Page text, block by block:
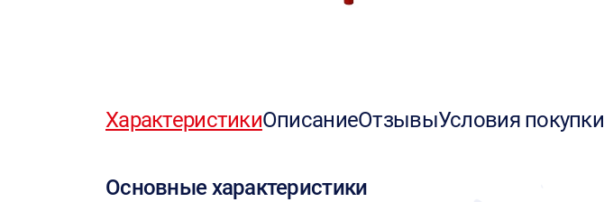
ХарактеристикиОписаниеОтзывыУсловия покупки
Основные характеристики